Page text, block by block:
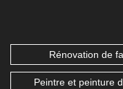
Rénovation de
Peintre et peinture